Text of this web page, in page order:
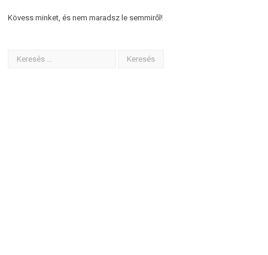
Kövess minket, és nem maradsz le semmiről!